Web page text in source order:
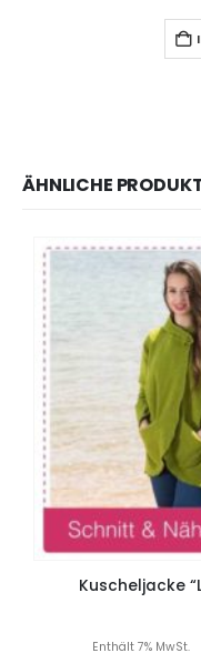
ÄHNLICHE
Kuscheljacke
Enthält 7% MwSt.